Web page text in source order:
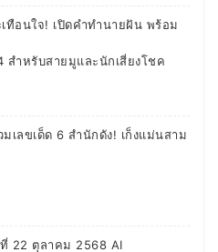
ทือนใจ! เปิดคำทำนายฝัน พร้อม
สำหรับสายมูและนักเสี่ยงโชค
เลขเด็ด 6 สำนักดัง! เก็งแม่นสาม
22 ตุลาคม 2568 AI